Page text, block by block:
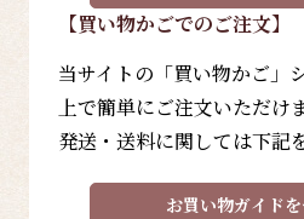
【買い物かごでのご注文】
当サイトの「買い物かご」
上で簡単にご注文いただけ
発送・送料に関しては下記
お買い物ガイド